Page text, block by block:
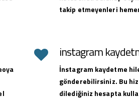
takip etmeyenleri
instagram
İnstagram kaydetme
gönderebilirsiniz. Bu
dilediğiniz hesapta